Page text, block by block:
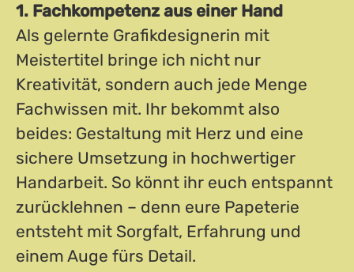
1. Fachkompetenz aus einer Hand
Als gelernte Grafikdesignerin mit
Meistertitel bringe ich nicht nur
Kreativität, sondern auch jede Menge
Fachwissen mit. Ihr bekommt also
beides: Gestaltung mit Herz und eine
sichere Umsetzung in hochwertiger
Handarbeit. So könnt ihr euch entspannt
zurücklehnen – denn eure Papeterie
entsteht mit Sorgfalt, Erfahrung und
einem Auge fürs Detail.